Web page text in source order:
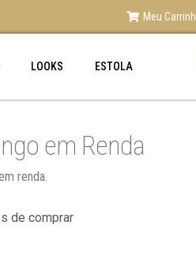
Meu
LOOKS ESTOLA
em Renda
renda.
de comprar